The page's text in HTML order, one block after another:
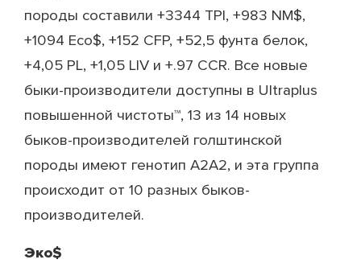
породы составили +3344 TPI, +983 NM$,
+1094 Eco$, +152 CFP, +52,5 фунта белок,
+4,05 PL, +1,05 LIV и +.97 CCR. Все новые
быки-производители доступны в Ultraplus
повышенной чистоты™, 13 из 14 новых
быков-производителей голштинской
породы имеют генотип A2A2, и эта группа
происходит от 10 разных быков-
производителей.
Эко$